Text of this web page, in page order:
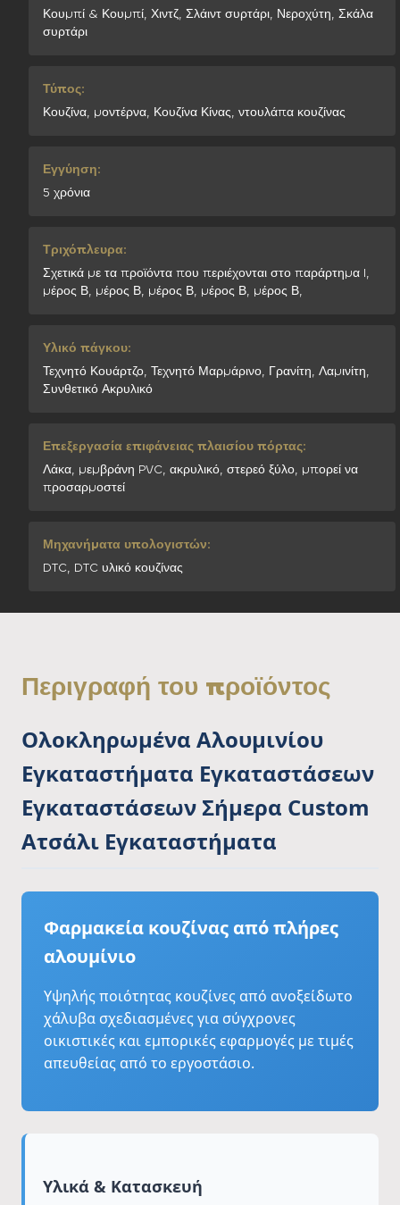
Κουμπί & Κουμπί, Χιντζ, Σλάιντ συρτάρι, Νεροχύτη, Σκάλα
συρτάρι
Τύπος:
Κουζίνα, μοντέρνα, Κουζίνα Κίνας, ντουλάπα κουζίνας
Εγγύηση:
5 χρόνια
Τριχόπλευρα:
Σχετικά με τα προϊόντα που περιέχονται στο παράρτημα I,
μέρος Β, μέρος Β, μέρος Β, μέρος Β, μέρος Β,
Υλικό πάγκου:
Τεχνητό Κουάρτζο, Τεχνητό Μαρμάρινο, Γρανίτη, Λαμινίτη,
Συνθετικό Ακρυλικό
Επεξεργασία επιφάνειας πλαισίου πόρτας:
Λάκα, μεμβράνη PVC, ακρυλικό, στερεό ξύλο, μπορεί να
προσαρμοστεί
Μηχανήματα υπολογιστών:
DTC, DTC υλικό κουζίνας
Περιγραφή του προϊόντος
Ολοκληρωμένα Αλουμινίου
Εγκαταστήματα Εγκαταστάσεων
Εγκαταστάσεων Σήμερα Custom
Ατσάλι Εγκαταστήματα
Φαρμακεία κουζίνας από πλήρες
αλουμίνιο
Υψηλής ποιότητας κουζίνες από ανοξείδωτο
χάλυβα σχεδιασμένες για σύγχρονες
οικιστικές και εμπορικές εφαρμογές με τιμές
απευθείας από το εργοστάσιο.
Υλικά & Κατασκευή